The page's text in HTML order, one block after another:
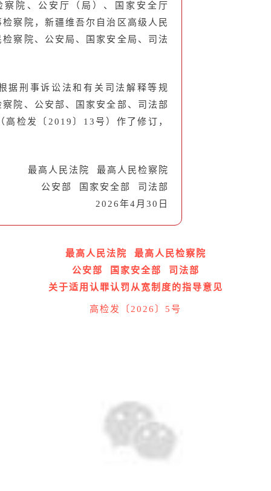
院、公安厅（局）、国家安全厅
察院，新疆维吾尔自治区高级人民
察院、公安局、国家安全局、司法
据刑事诉讼法和有关司法解释等规
院、公安部、国家安全部、司法部
检发〔2019〕13号）作了修订，
最高人民法院 最高人民检察院
公安部 国家安全部 司法部
2026年4月30日
最高人民法院 最高人民检察院
公安部 国家安全部 司法部
关于适用认罪认罚从宽制度的指导意见
高检发〔2026〕5号